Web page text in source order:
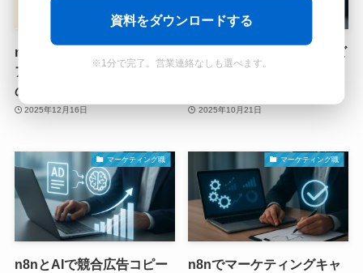
n8nとAIを活用したメディ
ア掲載確認・PR効果測定
の自動化ワークフロー
2025年12月16日
n8nとAIで実現するECレビ
ュー分析自動化｜顧客の声
2025年10月21日
マーケティング職
n8nとAIで競合広告コピー
マーケティング職
n8nでマーケティングキャ
資料をダウンロードする
※1分で完了。営業連絡なしも選べます。